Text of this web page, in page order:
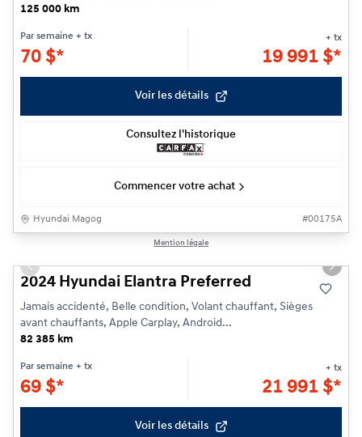
125 000 km
Par semaine + tx
70 $*
+ tx
19 991 $*
Voir les détails
Consultez l'historique
Commencer votre achat
Hyundai Magog #00175A
Mention légale
Previous slide Next
2024 Hyundai Elantra Preferred
Jamais accidenté, Belle condition, Volant chauffant, Sièges
avant chauffants, Apple Carplay, Android...
82 385 km
Par semaine + tx
69 $*
+ tx
21 991 $*
Voir les détails